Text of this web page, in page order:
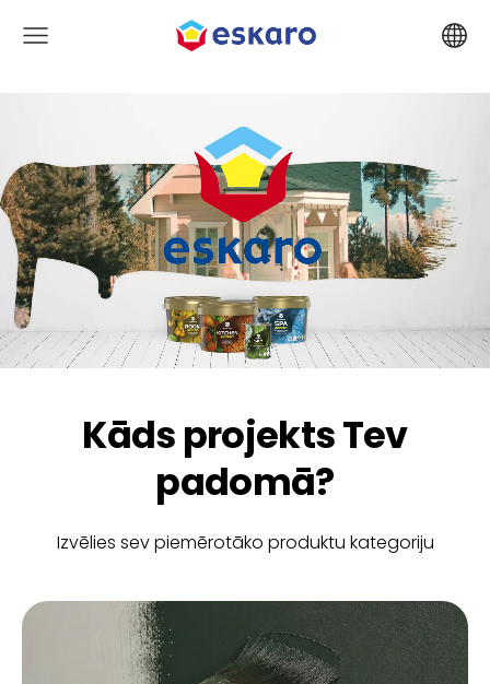
Kāds projekts Tev
padomā?
Izvēlies sev piemērotāko produktu kategoriju